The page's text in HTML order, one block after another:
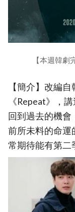
【本週韓劇
【簡介】改編
《Repeat》，
回到過去的機
前所未料的命運
常期待能有第二